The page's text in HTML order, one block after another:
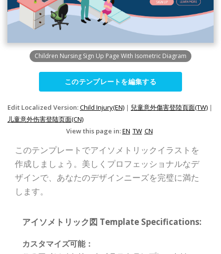
Children Nursing Sign Up Page With Isometric Diagram
このテンプレートを編集する
Edit Localized Version:Child Injury(EN) | 兒童意外傷害登陸頁面(TW) |
儿童意外伤害登陆页面(CN)
View this page in:EN TW CN
このテンプレートでアイソメトリックイラストを
作成しましょう。美しくプロフェッショナルなデ
ザインで、あなたのデザインニーズを完璧に満た
します。
アイソメトリック図 Template Specifications:
カスタマイズ可能：